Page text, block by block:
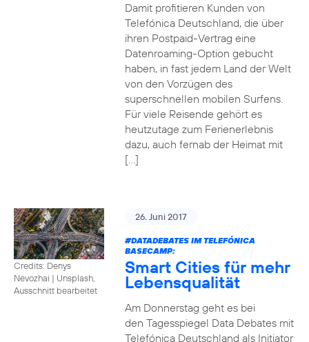
Damit profitieren Kunden von
Telefónica Deutschland, die über
ihren Postpaid-Vertrag eine
Datenroaming-Option gebucht
haben, in fast jedem Land der Welt
von den Vorzügen des
superschnellen mobilen Surfens.
Für viele Reisende gehört es
heutzutage zum Ferienerlebnis
dazu, auch fernab der Heimat mit
[…]
Credits: Denys
Nevozhai | Unsplash,
Ausschnitt bearbeitet
26. Juni 2017
#DATADEBATESIM TELEFÓNICA
BASECAMP:
Smart Cities für mehr
Lebensqualität
Am Donnerstag geht es bei
den Tagesspiegel Data Debates mit
Telefónica Deutschland als Initiator